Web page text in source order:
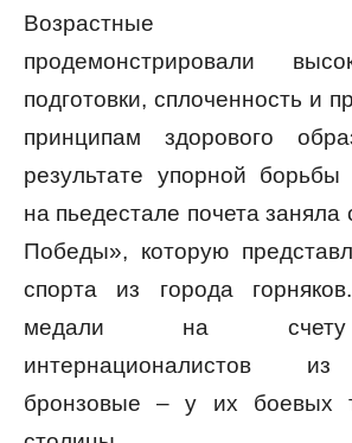
Возрастные
продемонстрировали
подготовки, сплоченность и
принципам здорового
результате упорной
на пьедестале почета
Победы», которую
спорта из города
медали на
интернационалистов
бронзовые – у их боевых